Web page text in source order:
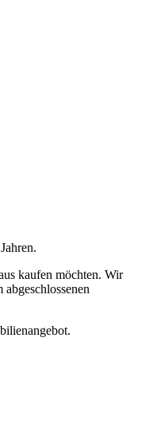
kaufen möchten. Wir